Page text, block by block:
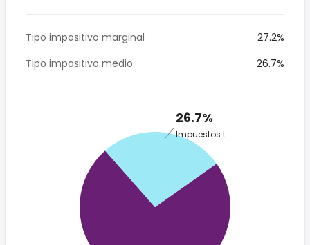
Tipo impositivo marginal
27.2%
Tipo impositivo medio
26.7%
26.7%
Impuestos totales